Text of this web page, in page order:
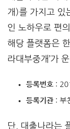
개)를 가지고 있
인 노하우로 편
해당 플랫폼은
라대부중개’가
등록번호 :
등록기관: 부
단, 대출나라는